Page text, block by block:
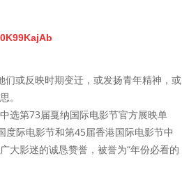
们或反映时期变迁，或发扬青年精神，或
。
选第73届戛纳国际电影节官方展映单
际电影节和第45届香港国际电影节中
大影迷的诚恳赞誉，被誉为“年份必看的